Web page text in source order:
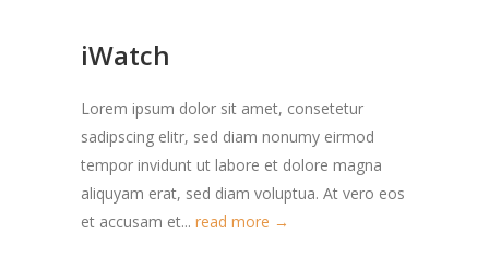
iWatch
Lorem ipsum dolor sit amet, consetetur
sadipscing elitr, sed diam nonumy eirmod
tempor invidunt ut labore et dolore magna
aliquyam erat, sed diam voluptua. At vero eos
et accusam et... read more →